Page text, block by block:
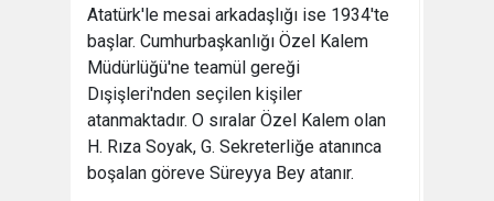
Atatürk'le mesai arkadaşlığı ise 1934'te
başlar. Cumhurbaşkanlığı Özel Kalem
Müdürlüğü'ne teamül gereği
Dışişleri'nden seçilen kişiler
atanmaktadır. O sıralar Özel Kalem olan
H. Rıza Soyak, G. Sekreterliğe atanınca
boşalan göreve Süreyya Bey atanır.